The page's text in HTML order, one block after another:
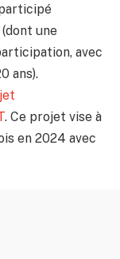
une
avec
ans).
. Ce projet vise à
en 2024 avec